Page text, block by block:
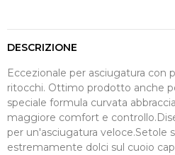
DESCRIZIONE
Eccezionale per asciugatura con
ritocchi. Ottimo prodotto anche
speciale formula curvata
maggiore comfort e
per un'asciugatura veloce.Setole
estremamente dolci sul cuoio